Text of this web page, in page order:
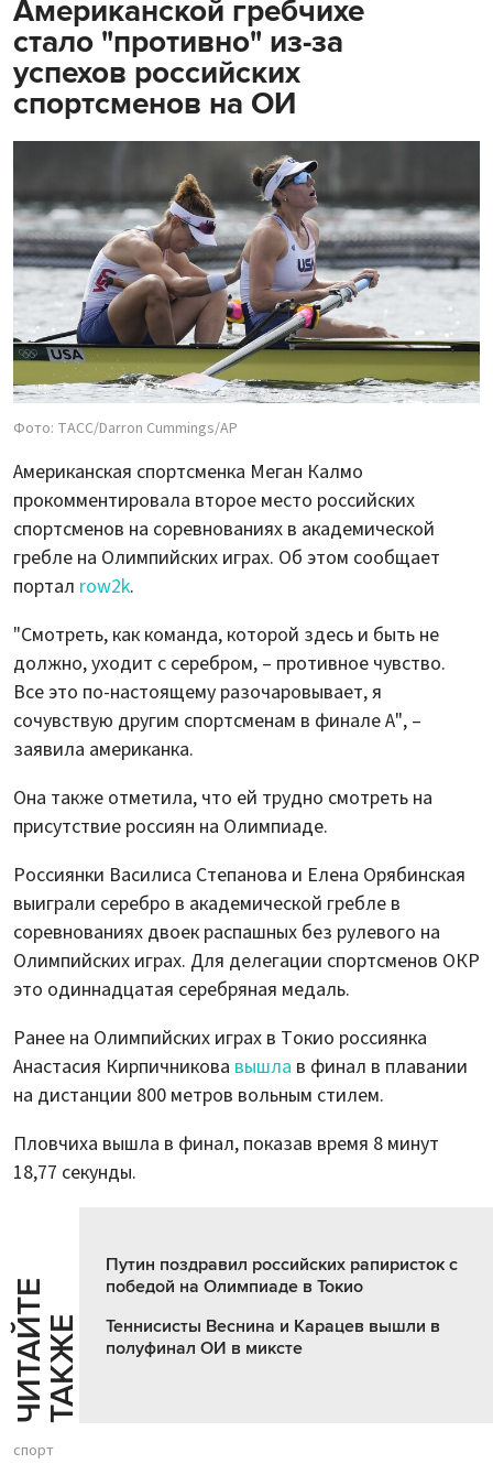
Американской гребчихе
стало "противно" из-за
успехов российских
спортсменов на ОИ
Фото: TAСС/Darron Cummings/AP
Американская спортсменка Меган Калмо
прокомментировала второе место российских
спортсменов на соревнованиях в академической
гребле на Олимпийских играх. Об этом сообщает
портал row2k.
"Смотреть, как команда, которой здесь и быть не
должно, уходит с серебром, – противное чувство.
Все это по-настоящему разочаровывает, я
сочувствую другим спортсменам в финале А", –
заявила американка.
Она также отметила, что ей трудно смотреть на
присутствие россиян на Олимпиаде.
Россиянки Василиса Степанова и Елена Орябинская
выиграли серебро в академической гребле в
соревнованиях двоек распашных без рулевого на
Олимпийских играх. Для делегации спортсменов ОКР
это одиннадцатая серебряная медаль.
Ранее на Олимпийских играх в Токио россиянка
Анастасия Кирпичникова вышла в финал в плавании
на дистанции 800 метров вольным стилем.
Пловчиха вышла в финал, показав время 8 минут
18,77 секунды.
Ч
И
Т
АЙ
Т
Е
Т
А
К
ЖЕ
Путин поздравил российских рапиристок с
победой на Олимпиаде в Токио
Теннисисты Веснина и Карацев вышли в
полуфинал ОИ в миксте
спорт